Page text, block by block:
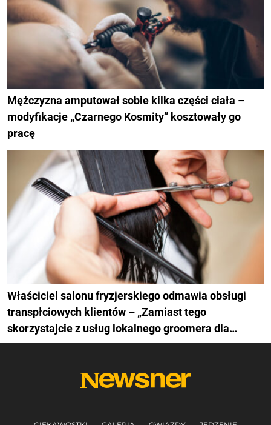
Mężczyzna amputował sobie kilka części ciała –
modyfikacje „Czarnego Kosmity” kosztowały go
pracę
Właściciel salonu fryzjerskiego odmawia obsługi
transpłciowych klientów – „Zamiast tego
skorzystajcie z usług lokalnego groomera dla
zwierząt”